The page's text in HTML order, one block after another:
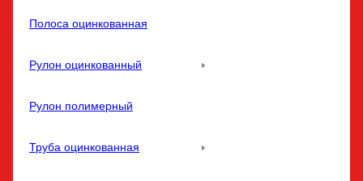
Полоса оцинкованная
Рулон оцинкованный
Рулон полимерный
Труба оцинкованная